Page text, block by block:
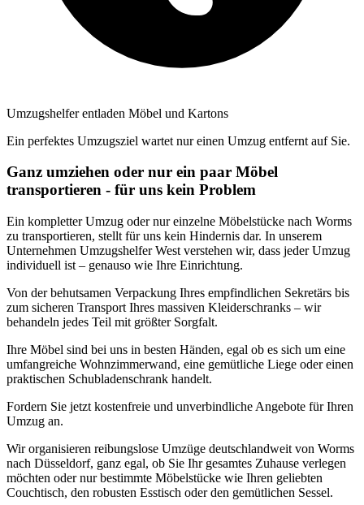
Umzugshelfer entladen Möbel und Kartons
Ein perfektes Umzugsziel wartet nur einen Umzug entfernt auf Sie.
Ganz umziehen oder nur ein paar Möbel
transportieren - für uns kein Problem
Ein kompletter Umzug oder nur einzelne Möbelstücke nach Worms
zu transportieren, stellt für uns kein Hindernis dar. In unserem
Unternehmen Umzugshelfer West verstehen wir, dass jeder Umzug
individuell ist – genauso wie Ihre Einrichtung.
Von der behutsamen Verpackung Ihres empfindlichen Sekretärs bis
zum sicheren Transport Ihres massiven Kleiderschranks – wir
behandeln jedes Teil mit größter Sorgfalt.
Ihre Möbel sind bei uns in besten Händen, egal ob es sich um eine
umfangreiche Wohnzimmerwand, eine gemütliche Liege oder einen
praktischen Schubladenschrank handelt.
Fordern Sie jetzt kostenfreie und unverbindliche Angebote für Ihren
Umzug an.
Wir organisieren reibungslose Umzüge deutschlandweit von Worms
nach Düsseldorf, ganz egal, ob Sie Ihr gesamtes Zuhause verlegen
möchten oder nur bestimmte Möbelstücke wie Ihren geliebten
Couchtisch, den robusten Esstisch oder den gemütlichen Sessel.